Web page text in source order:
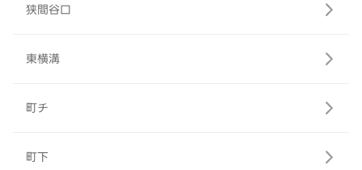
狭間谷口
東横溝
町チ
町下